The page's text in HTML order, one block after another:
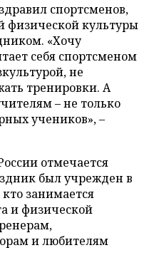
спортсменов,
физической культуры
«Хочу
себя спортсменом
не
тренировки. А
– не только
учеников», –
отмечается
был учрежден в
занимается
и физической
и любителям